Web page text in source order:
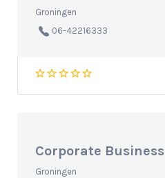
Groningen
06-42216333
Corporate Business
Groningen